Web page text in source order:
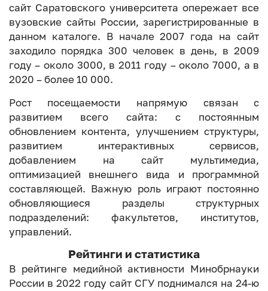
сайт Саратовского университета опережает все
вузовские сайты России, зарегистрированные в
данном каталоге. В начале 2007 года на сайт
заходило порядка 300 человек в день, в 2009
году – около 3000, в 2011 году – около 7000, а в
2020 – более 10 000.
Рост посещаемости напрямую связан с
развитием всего сайта: с постоянным
обновлением контента, улучшением структуры,
развитием интерактивных сервисов,
добавлением на сайт мультимедиа,
оптимизацией внешнего вида и программной
составляющей. Важную роль играют постоянно
обновляющиеся разделы структурных
подразделений: факультетов, институтов,
управлений.
Рейтинги и статистика
В рейтинге медийной активности Минобрнауки
России в 2022 году сайт СГУ поднимался на 24-ю